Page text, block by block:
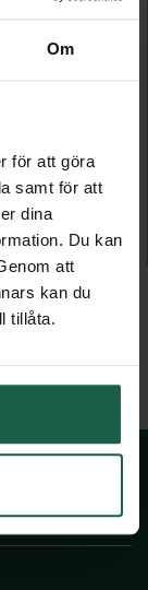
Om
för att göra
samt för att
dina
Du kan
att
kan du
tillåta.